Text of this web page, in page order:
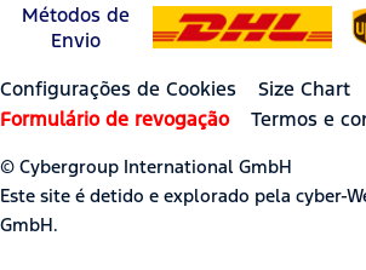
Métodos de
Envio
Configurações de Cookies Size Chart
Formulário de revogação
Termos e
© Cybergroup International GmbH
Este site é detido e explorado pela cyber-
GmbH.